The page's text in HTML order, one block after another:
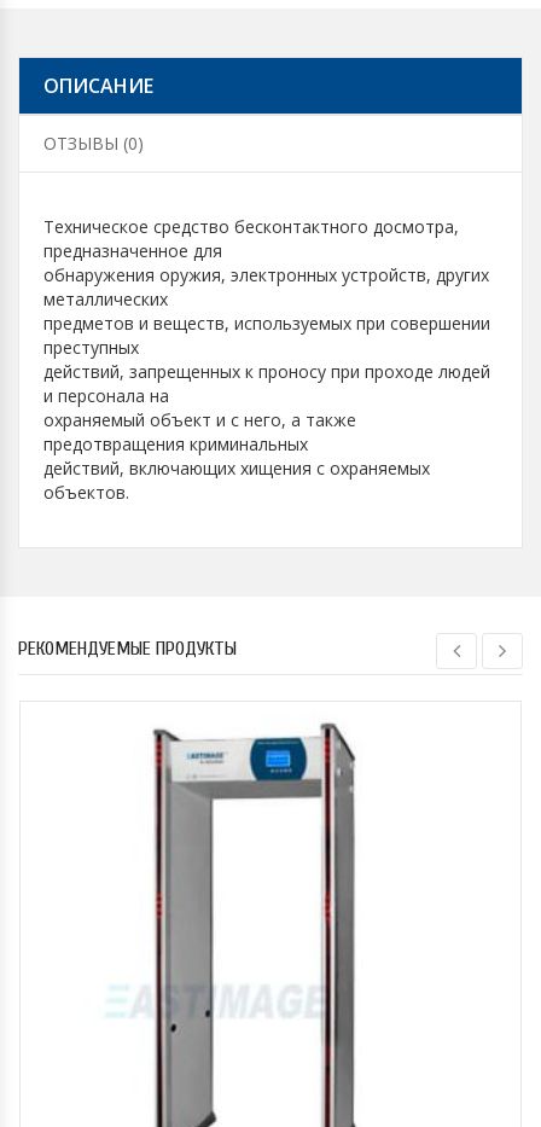
ОПИСАНИЕ
ОТЗЫВЫ (0)
Техническое средство бесконтактного досмотра,
предназначенное для
обнаружения оружия, электронных устройств, других
металлических
предметов и веществ, используемых при совершении
преступных
действий, запрещенных к проносу при проходе людей
и персонала на
охраняемый объект и с него, а также
предотвращения криминальных
действий, включающих хищения с охраняемых
объектов.
РЕКОМЕНДУЕМЫЕ ПРОДУКТЫ